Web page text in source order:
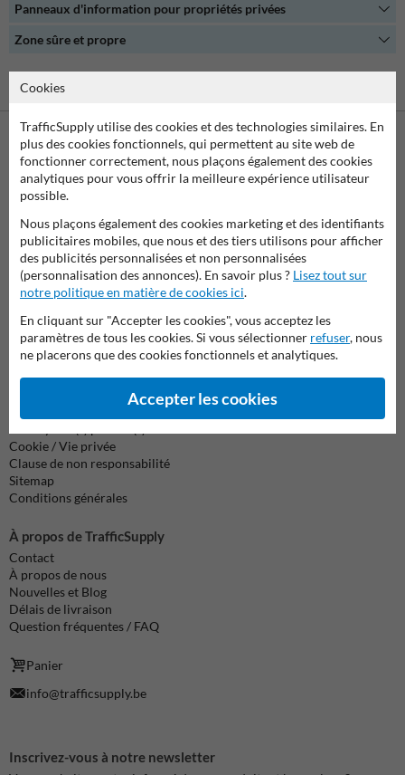
Panneaux d'information pour propriétés privées
Zone sûre et propre
Toutes les catégories
Contactez-nous
Nous sommes joignables les jours ouvrables (de 8.00 à 17.00) au
04 2957 647.
remplissez le formulaire et nous vous répondrons dès que
possible.
info@trafficsupply.be
Toutes nos coordonnées
Cookie / Vie privée
Clause de non responsabilité
Sitemap
Conditions générales
À propos de TrafficSupply
Contact
À propos de nous
Nouvelles et Blog
Délais de livraison
Question fréquentes / FAQ
Panier
info@trafficsupply.be
Inscrivez-vous à notre newsletter
Cookies
TrafficSupply utilise des cookies et des technologies similaires. En
plus des cookies fonctionnels, qui permettent au site web de
fonctionner correctement, nous plaçons également des cookies
analytiques pour vous offrir la meilleure expérience utilisateur
possible.
Nous plaçons également des cookies marketing et des identifiants
publicitaires mobiles, que nous et des tiers utilisons pour afficher
des publicités personnalisées et non personnalisées
(personnalisation des annonces). En savoir plus ? Lisez tout sur
notre politique en matière de cookies ici.
En cliquant sur "Accepter les cookies", vous acceptez les
paramètres de tous les cookies. Si vous sélectionner refuser, nous
ne placerons que des cookies fonctionnels et analytiques.
Accepter les cookies